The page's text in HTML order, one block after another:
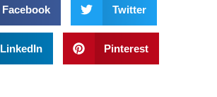
Facebook Twitter
LinkedIn Pinterest